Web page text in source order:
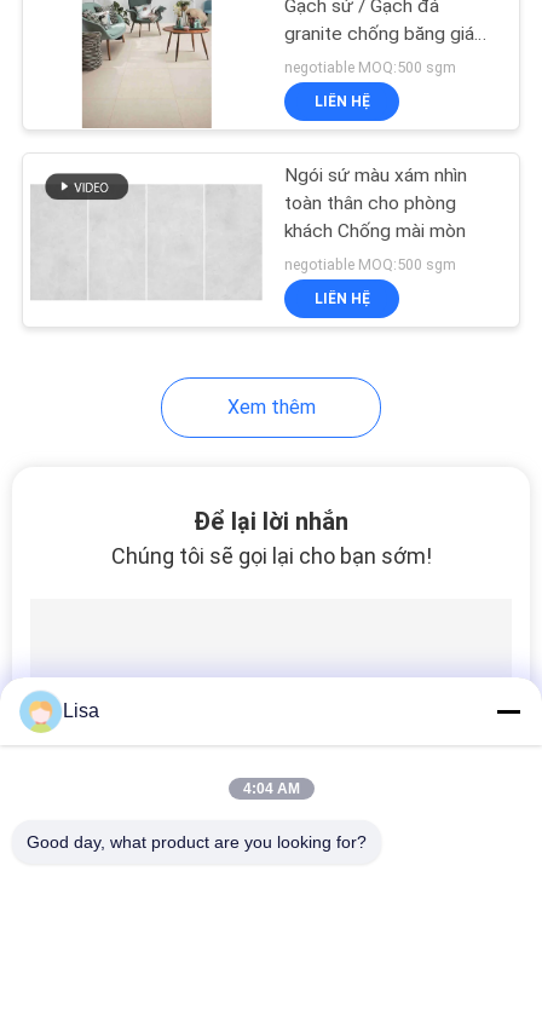
Gạch ốp bếp
Gạch phòng tắm
Ngói sứ ngoài trời
Gạch sứ toàn thân
Gạch sứ / Gạch đá
granite chống băng giá
24 X 24
negotiable MOQ:500 sgm
LIÊN HỆ
Ngói sứ màu xám nhìn
toàn thân cho phòng
khách Chống mài mòn
negotiable MOQ:500 sgm
LIÊN HỆ
Xem thêm
Để lại lời nhắn
Chúng tôi sẽ gọi lại cho bạn sớm!
Lisa
4:04 AM
Good day, what product are you looking for?